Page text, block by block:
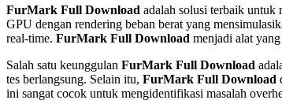
FurMark Full Download adalah solusi terbaik untuk
GPU dengan rendering beban berat yang
real-time. FurMark Full Download menjadi alat
Salah satu keunggulan FurMark Full Download
tes berlangsung. Selain itu, FurMark Full Download
ini sangat cocok untuk mengidentifikasi masalah